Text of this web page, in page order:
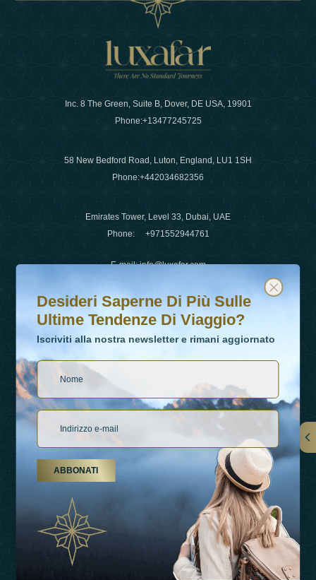
Inc. 8 The Green, Suite B, Dover, DE USA, 19901
Phone:+13477245725
58 New Bedford Road, Luton, England, LU1 1SH
Phone:+442034682356
Emirates Tower, Level 33, Dubai, UAE
Phone: +971552944761
E-mail:info@luxafar.com
WhatsApp No
+442034682356
Collegamenti
Esperienza
Desideri saperne di più sulle ultime tendenze di viaggio?
Iscriviti alla nostra newsletter e rimani aggiornato
Desideri Saperne Di Più Sulle
Ultime Tendenze Di Viaggio?
Iscriviti alla nostra newsletter e rimani aggiornato
ABBONATI